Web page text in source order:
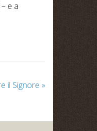
e a
il Signore »